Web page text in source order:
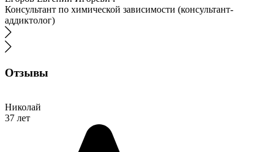
Консультант по химической зависимости (консультант-
аддиктолог)
Отзывы
Николай
37 лет